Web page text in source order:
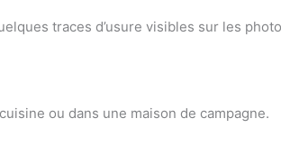
traces d’usure visibles sur les
ou dans une maison de campagne.